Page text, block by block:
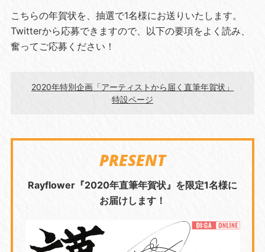
こちらの年賀状を、抽選で1名様にお送りいたします。
Twitterから応募できますので、以下の要項をよく読み、
奮ってご応募ください！
2020年特別企画「アーティストから届く直筆年賀状」
特設ページ
PRESENT
Rayflower『2020年直筆年賀状』を限定1名様に
お届けします！